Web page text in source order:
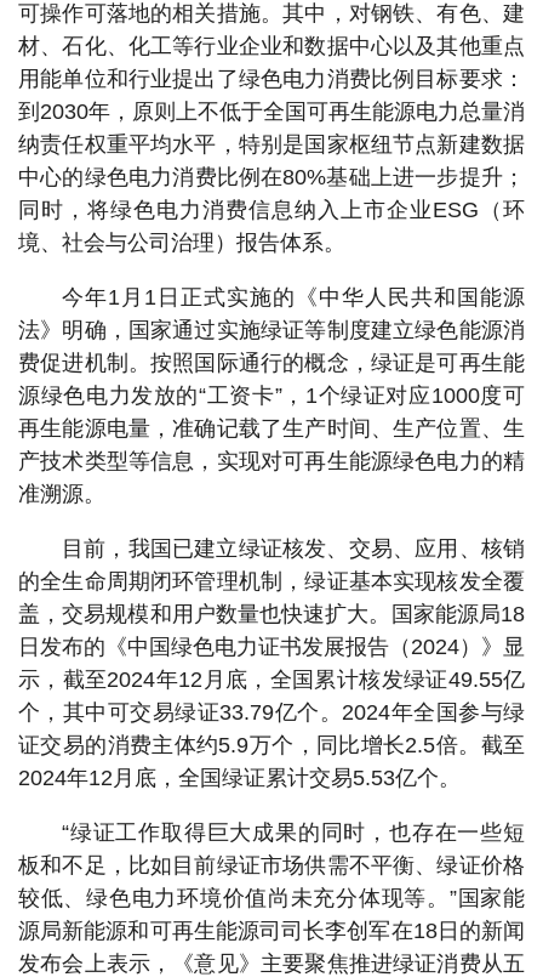
可操作可落地的相关措施。其中，对钢铁、有色、建
材、石化、化工等行业企业和数据中心以及其他重点
用能单位和行业提出了绿色电力消费比例目标要求：
到2030年，原则上不低于全国可再生能源电力总量消
纳责任权重平均水平，特别是国家枢纽节点新建数据
中心的绿色电力消费比例在80%基础上进一步提升；
同时，将绿色电力消费信息纳入上市企业ESG（环
境、社会与公司治理）报告体系。
今年1月1日正式实施的《中华人民共和国能源
法》明确，国家通过实施绿证等制度建立绿色能源消
费促进机制。按照国际通行的概念，绿证是可再生能
源绿色电力发放的“工资卡”，1个绿证对应1000度可
再生能源电量，准确记载了生产时间、生产位置、生
产技术类型等信息，实现对可再生能源绿色电力的精
准溯源。
目前，我国已建立绿证核发、交易、应用、核销
的全生命周期闭环管理机制，绿证基本实现核发全覆
盖，交易规模和用户数量也快速扩大。国家能源局18
日发布的《中国绿色电力证书发展报告（2024）》显
示，截至2024年12月底，全国累计核发绿证49.55亿
个，其中可交易绿证33.79亿个。2024年全国参与绿
证交易的消费主体约5.9万个，同比增长2.5倍。截至
2024年12月底，全国绿证累计交易5.53亿个。
“绿证工作取得巨大成果的同时，也存在一些短
板和不足，比如目前绿证市场供需不平衡、绿证价格
较低、绿色电力环境价值尚未充分体现等。”国家能
源局新能源和可再生能源司司长李创军在18日的新闻
发布会上表示，《意见》主要聚焦推进绿证消费从五